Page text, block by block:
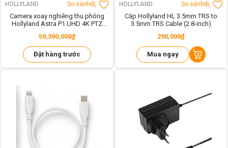
HOLLYLAND So sánh
Camera xoay nghiêng thu phóng
Hollyland Astra P1 UHD 4K PTZ
59,390,000₫
Đặt hàng trước
HOLLYLAND So sánh
Cáp Hollyland HL 3.5mm TRS to
3.5mm TRS Cable (2.8-inch)
290,000₫
Mua ngay